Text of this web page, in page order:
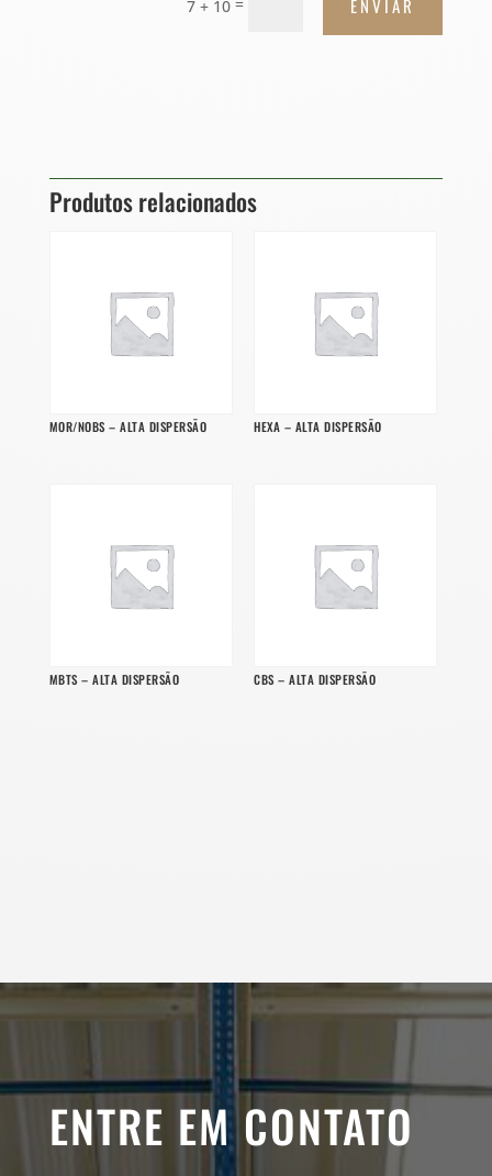
7 + 10 ENVIAR
Produtos relacionados
MOR/NOBS – ALTA DISPERSÃO HEXA – ALTA DISPERSÃO
MBTS – ALTA DISPERSÃO CBS – ALTA DISPERSÃO
ENTRE EM CONTATO